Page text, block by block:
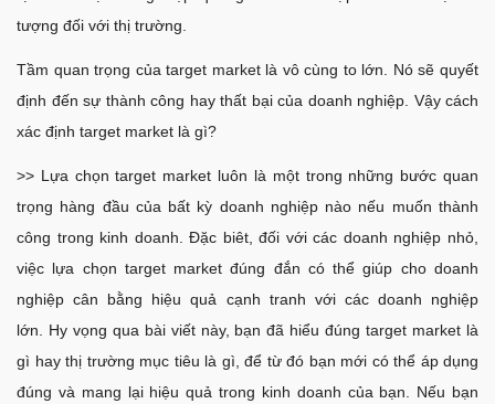
tượng đối với thị trường.
Tầm quan trọng của target market là vô cùng to lớn. Nó sẽ quyết
định đến sự thành công hay thất bại của doanh nghiệp. Vậy cách
xác định target market là gì?
>> Lựa chọn target market luôn là một trong những bước quan
trọng hàng đầu của bất kỳ doanh nghiệp nào nếu muốn thành
công trong kinh doanh. Đặc biêt, đối với các doanh nghiệp nhỏ,
việc lựa chọn target market đúng đắn có thể giúp cho doanh
nghiệp cân bằng hiệu quả cạnh tranh với các doanh nghiệp
lớn. Hy vọng qua bài viết này, bạn đã hiểu đúng target market là
gì hay thị trường mục tiêu là gì, để từ đó bạn mới có thể áp dụng
đúng và mang lại hiệu quả trong kinh doanh của bạn. Nếu bạn